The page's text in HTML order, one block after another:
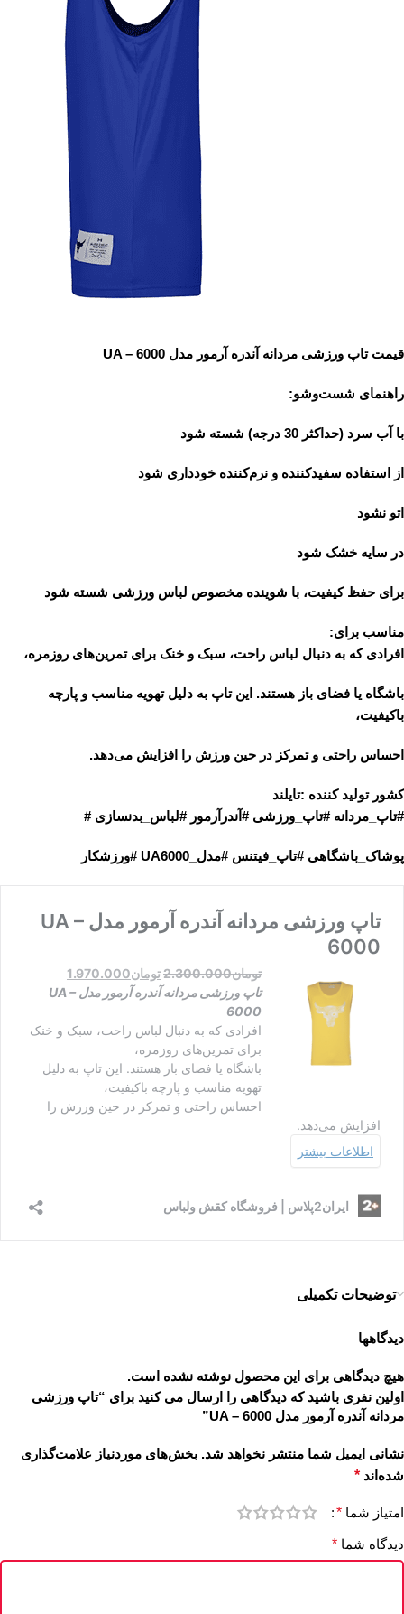
قیمت تاپ ورزشی مردانه آندره آرمور مدل UA – 6000
راهنمای شست‌وشو:
با آب سرد (حداکثر 30 درجه) شسته شود
از استفاده سفیدکننده و نرم‌کننده خودداری شود
اتو نشود
در سایه خشک شود
برای حفظ کیفیت، با شوینده مخصوص لباس ورزشی شسته شود
مناسب برای:
افرادی که به دنبال لباس راحت، سبک و خنک برای تمرین‌های روزمره،
باشگاه یا فضای باز هستند. این تاپ به دلیل تهویه مناسب و پارچه
باکیفیت،
احساس راحتی و تمرکز در حین ورزش را افزایش می‌دهد.
کشور تولید کننده :تایلند
#تاپ_مردانه #تاپ_ورزشی #آندرآرمور #لباس_بدنسازی #
پوشاک_باشگاهی #تاپ_فیتنس #مدل_UA6000 #ورزشکار
توضیحات تکمیلی
دیدگاهها
هیچ دیدگاهی برای این محصول نوشته نشده است.
اولین نفری باشید که دیدگاهی را ارسال می کنید برای “تاپ ورزشی
مردانه آندره آرمور مدل UA – 6000”
نشانی ایمیل شما منتشر نخواهد شد. بخش‌های موردنیاز علامت‌گذاری
شده‌اند *
امتیاز شما *
دیدگاه شما *